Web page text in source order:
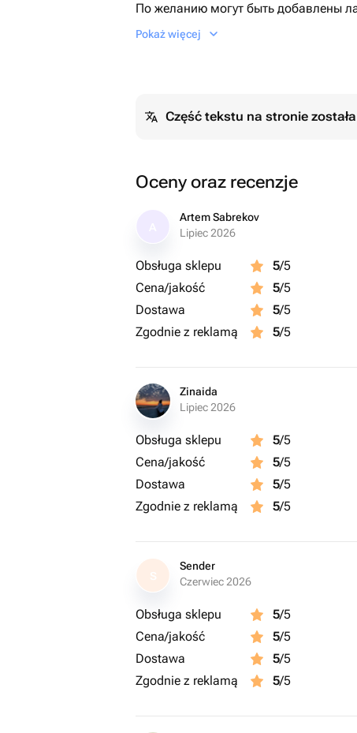
По желанию могут быть добавлены
оттенков, а также индивидуальная
Pokaż więcej
Część tekstu na stronie
Oceny oraz recenzje
Artem Sabrekov
Lipiec 2026
Obsługa sklepu 5/5
Cena/jakość
5/5
Dostawa
5/5
Zgodnie z reklamą
5/5
Zinaida
Lipiec 2026
Obsługa sklepu 5/5
Cena/jakość
5/5
Dostawa
5/5
Zgodnie z reklamą
5/5
S
Sender
Czerwiec 2026
Obsługa sklepu 5/5
Cena/jakość
5/5
Dostawa
5/5
Zgodnie z reklamą
5/5